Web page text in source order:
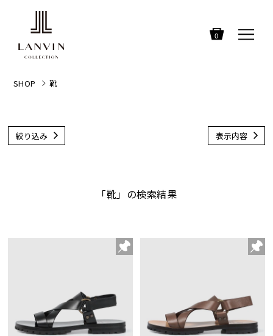
0
SHOP 靴
絞り込み 表示内容
「靴」の検索結果